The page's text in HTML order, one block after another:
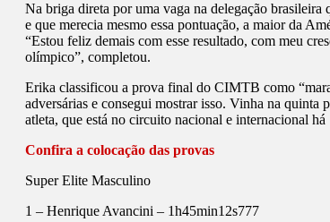
Na briga direta por uma vaga na delegação
e que merecia mesmo essa pontuação, a maior da
“Estou feliz demais com esse resultado, com meu
olímpico”, completou.
Erika classificou a prova final do CIMTB como
adversárias e consegui mostrar isso. Vinha na quinta
atleta, que está no circuito nacional e internacional
Confira a colocação das provas
Super Elite Masculino
1 – Henrique Avancini – 1h45min12s777